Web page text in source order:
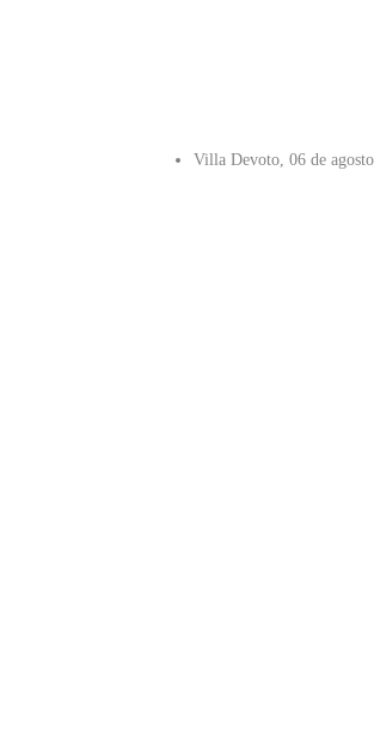
Villa Devoto, 06 de